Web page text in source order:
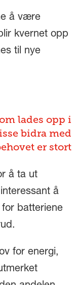
å være
kvernet opp
til nye
lades opp i
bidra med
er stort
å ta ut
å
batteriene
for energi,